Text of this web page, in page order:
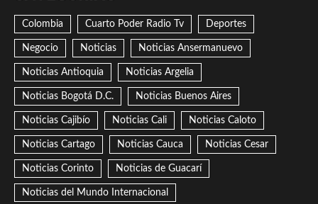
Colombia Cuarto Poder Radio Tv Deportes
Negocio Noticias Noticias Ansermanuevo
Noticias Antioquia Noticias Argelia
Noticias Bogotá D.C. Noticias Buenos Aires
Noticias Cajibío Noticias Cali Noticias Caloto
Noticias Cartago Noticias Cauca Noticias Cesar
Noticias Corinto Noticias de Guacarí
Noticias del Mundo Internacional